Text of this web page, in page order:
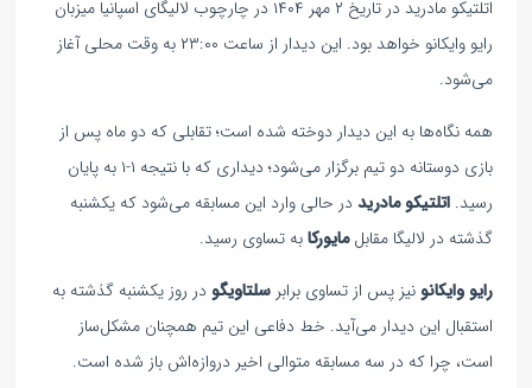
اتلتیکو مادرید در تاریخ ۲ مهر ۱۴۰۴ در چارچوب لالیگای اسپانیا میزبان
رایو وایکانو خواهد بود. این دیدار از ساعت ۲۳:۰۰ به وقت محلی آغاز
می‌شود.
همه نگاه‌ها به این دیدار دوخته شده است؛ تقابلی که دو ماه پس از
بازی دوستانه دو تیم برگزار می‌شود؛ دیداری که با نتیجه ۱-۱ به پایان
رسید.اتلتیکو مادرید در حالی وارد این مسابقه می‌شود که یکشنبه
گذشته در لالیگا مقابلمایورکابه تساوی رسید.
رایو وایکانو نیز پس از تساوی برابرسلتاویگو در روز یکشنبه گذشته به
استقبال این دیدار می‌آید. خط دفاعی این تیم همچنان مشکل‌ساز
است، چرا که در سه مسابقه متوالی اخیر دروازه‌اش باز شده است.